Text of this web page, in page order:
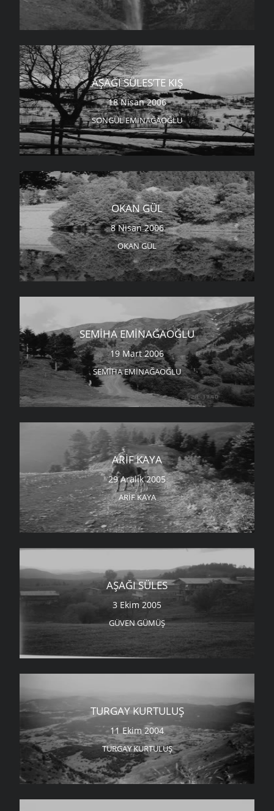
AŞAĞI SÜLES’TE KIŞ
18 Nisan 2006
SONGÜL EMINAĞAOĞLU
OKAN GÜL
8 Nisan 2006
OKAN GÜL
SEMIHA EMINAĞAOĞLU
19 Mart 2006
SEMIHA EMINAĞAOĞLU
ARIF KAYA
29 Aralık 2005
ARIF KAYA
AŞAĞI SÜLES
3 Ekim 2005
GÜVEN GÜMÜŞ
TURGAY KURTULUŞ
11 Ekim 2004
TURGAY KURTULUŞ